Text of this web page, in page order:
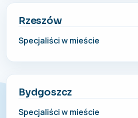
Rzeszów
Specjaliści w mieście
Bydgoszcz
Specjaliści w mieście